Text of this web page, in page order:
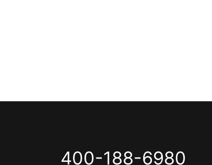
400-188-6980